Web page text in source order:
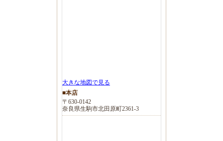
大きな地図で見る
■本店
〒630-0142
奈良県生駒市北田原町2361-3